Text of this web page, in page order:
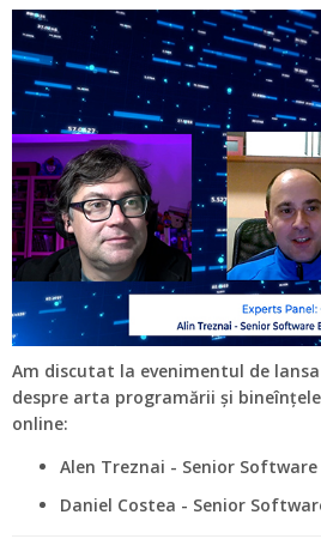
Am discutat la evenimentul de
despre arta programării și
online:
Alen Treznai - Senior
Daniel Costea - Senior